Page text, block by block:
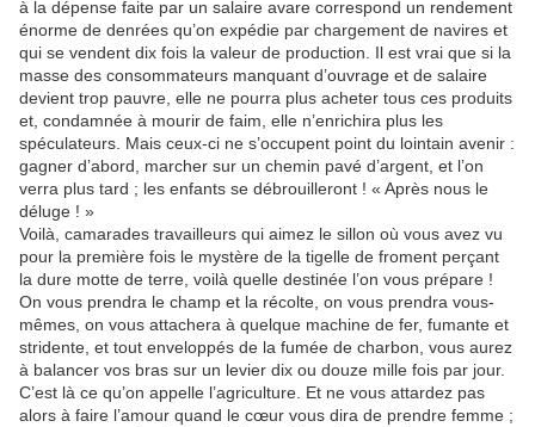
à la dépense faite par un salaire avare correspond un rendement
énorme de denrées qu’on expédie par chargement de navires et
qui se vendent dix fois la valeur de production. Il est vrai que si la
masse des consommateurs manquant d’ouvrage et de salaire
devient trop pauvre, elle ne pourra plus acheter tous ces produits
et, condamnée à mourir de faim, elle n’enrichira plus les
spéculateurs. Mais ceux-ci ne s’occupent point du lointain avenir :
gagner d’abord, marcher sur un chemin pavé d’argent, et l’on
verra plus tard ; les enfants se débrouilleront ! « Après nous le
déluge ! »
Voilà, camarades travailleurs qui aimez le sillon où vous avez vu
pour la première fois le mystère de la tigelle de froment perçant
la dure motte de terre, voilà quelle destinée l’on vous prépare !
On vous prendra le champ et la récolte, on vous prendra vous-
mêmes, on vous attachera à quelque machine de fer, fumante et
stridente, et tout enveloppés de la fumée de charbon, vous aurez
à balancer vos bras sur un levier dix ou douze mille fois par jour.
C’est là ce qu’on appelle l’agriculture. Et ne vous attardez pas
alors à faire l’amour quand le cœur vous dira de prendre femme ;